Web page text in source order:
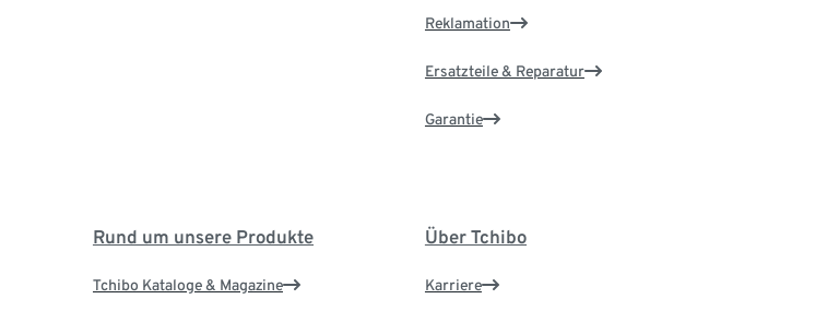
Reklamation
Ersatzteile & Reparatur
Garantie
Rund um unsere Produkte
Tchibo Kataloge & Magazine
Über Tchibo
Karriere